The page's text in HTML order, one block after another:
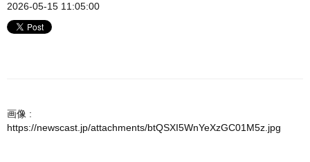
2026-05-15 11:05:00
画像 :
https://newscast.jp/attachments/btQSXI5WnYeXzGC01M5z.jpg